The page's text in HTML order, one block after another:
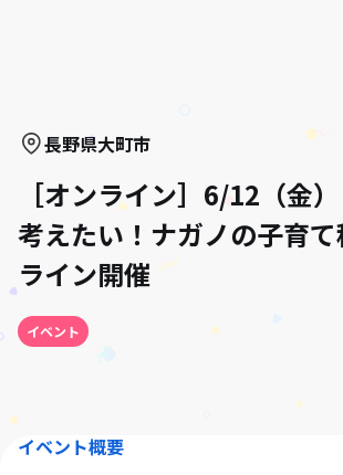
長野県大町市
［オンライン］6/12（金
考えたい！ナガノの子育
ライン開催
イベント
イベント概要